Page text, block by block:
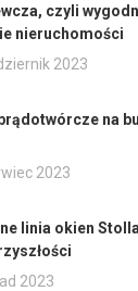
czyli
nieruchomości
2023
na
2023
linia okien
2023